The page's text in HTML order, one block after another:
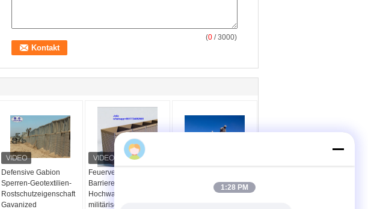
(0 / 3000)
Defensive Gabion
Sperren-Geotextilien-
Rostschutzeigenschaft
Gavanized
Feuerverzinkte Hesco-
Barriere für
Hochwasserschutz und
militärische
militärischesmit sand
gefülltes Mil 1 4.0mm
1:28 PM